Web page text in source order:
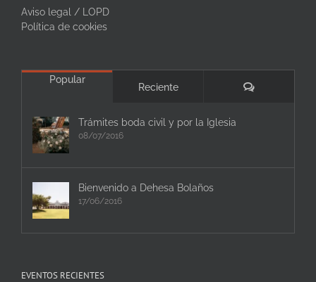
Aviso legal / LOPD
Política de cookies
Popular
Reciente Comentarios
Trámites boda civil y por la Iglesia
08/07/2016
Bienvenido a Dehesa Bolaños
17/06/2016
EVENTOS RECIENTES